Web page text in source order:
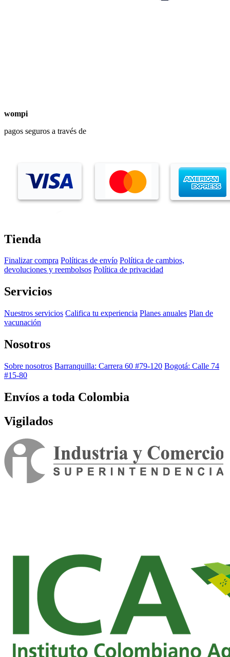
wompi
pagos seguros a través de
Tienda
Finalizar compra Políticas de envío Política de cambios,
devoluciones y reembolsos Política de privacidad
Servicios
Nuestros servicios Califica tu experiencia Planes anuales Plan de
vacunación
Nosotros
Sobre nosotros Barranquilla: Carrera 60 #79-120 Bogotá: Calle 74
#15-80
Envíos a toda Colombia
Vigilados